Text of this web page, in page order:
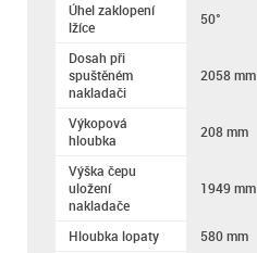
Úhel zaklopení
lžíce
50°
Dosah při
spuštěném
nakladači
2058 mm
Výkopová
hloubka
208 mm
Výška čepu
uložení
nakladače
1949 mm
Hloubka lopaty
580 mm